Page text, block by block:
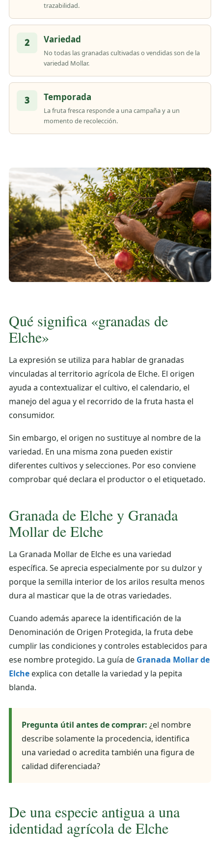
trazabilidad.
2 Variedad
No todas las granadas cultivadas o vendidas son de la
variedad Mollar.
3 Temporada
La fruta fresca responde a una campaña y a un
momento de recolección.
Qué significa «granadas de
Elche»
La expresión se utiliza para hablar de granadas
vinculadas al territorio agrícola de Elche. El origen
ayuda a contextualizar el cultivo, el calendario, el
manejo del agua y el recorrido de la fruta hasta el
consumidor.
Sin embargo, el origen no sustituye al nombre de la
variedad. En una misma zona pueden existir
diferentes cultivos y selecciones. Por eso conviene
comprobar qué declara el productor o el etiquetado.
Granada de Elche y Granada
Mollar de Elche
La Granada Mollar de Elche es una variedad
específica. Se aprecia especialmente por su dulzor y
porque la semilla interior de los arilos resulta menos
dura al masticar que la de otras variedades.
Cuando además aparece la identificación de la
Denominación de Origen Protegida, la fruta debe
cumplir las condiciones y controles establecidos para
ese nombre protegido. La guía de Granada Mollar de
Elche explica con detalle la variedad y la pepita
blanda.
Pregunta útil antes de comprar: ¿el nombre
describe solamente la procedencia, identifica
una variedad o acredita también una figura de
calidad diferenciada?
De una especie antigua a una
identidad agrícola de Elche